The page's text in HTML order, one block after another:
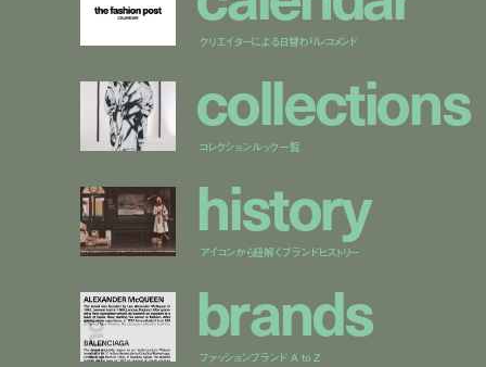
クリエイターによる日替わりレコメンド
collections
コレクションルック一覧
history
アイコンから紐解くブランドヒストリー
brands
ファッションブランド A to Z